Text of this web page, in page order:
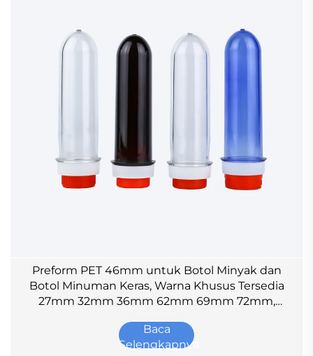
Preform PET 46mm untuk Botol Minyak dan
Botol Minuman Keras, Warna Khusus Tersedia
27mm 32mm 36mm 62mm 69mm 72mm,
Baca
Selengkapnya